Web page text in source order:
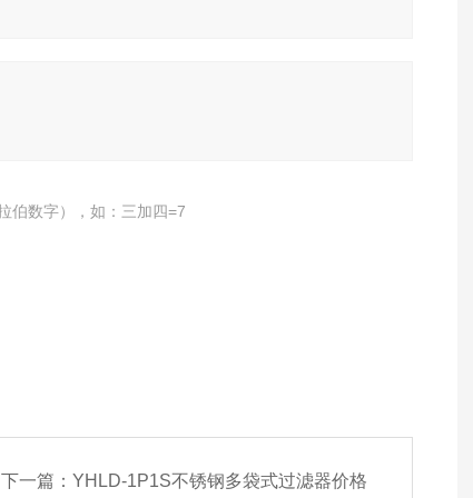
伯数字），如：三加四=7
下一篇： YHLD-1P1S不锈钢多袋式过滤器价格